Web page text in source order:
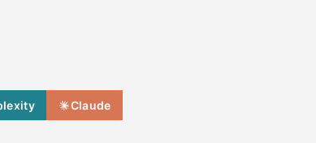
Claude